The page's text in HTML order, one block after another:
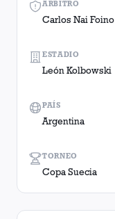
ÁRBITRO
Carlos Nai Foino
TORNEO
Copa Suecia
ESTADIO
León Kolbowski
PAÍS
Argentina